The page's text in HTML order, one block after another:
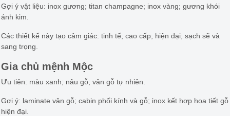
Gợi ý vật liệu: inox gương; titan champagne; inox vàng; gương khói
ánh kim.
Các thiết kế này tạo cảm giác: tinh tế; cao cấp; hiện đại; sạch sẽ và
sang trọng.
Gia chủ mệnh Mộc
Ưu tiên: màu xanh; nâu gỗ; vân gỗ tự nhiên.
Gợi ý: laminate vân gỗ; cabin phối kính và gỗ; inox kết hợp họa tiết gỗ
hiện đại.